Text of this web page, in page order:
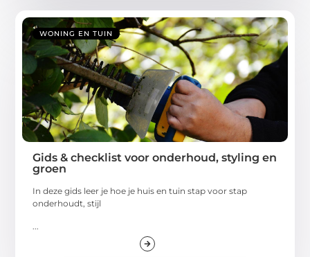
WONING EN TUIN
Gids & checklist voor onderhoud, styling en
groen
In deze gids leer je hoe je huis en tuin stap voor stap
onderhoudt, stijl